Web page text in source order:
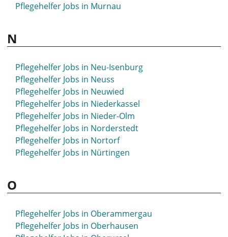
Pflegehelfer Jobs in Murnau
N
Pflegehelfer Jobs in Neu-Isenburg
Pflegehelfer Jobs in Neuss
Pflegehelfer Jobs in Neuwied
Pflegehelfer Jobs in Niederkassel
Pflegehelfer Jobs in Nieder-Olm
Pflegehelfer Jobs in Norderstedt
Pflegehelfer Jobs in Nortorf
Pflegehelfer Jobs in Nürtingen
O
Pflegehelfer Jobs in Oberammergau
Pflegehelfer Jobs in Oberhausen